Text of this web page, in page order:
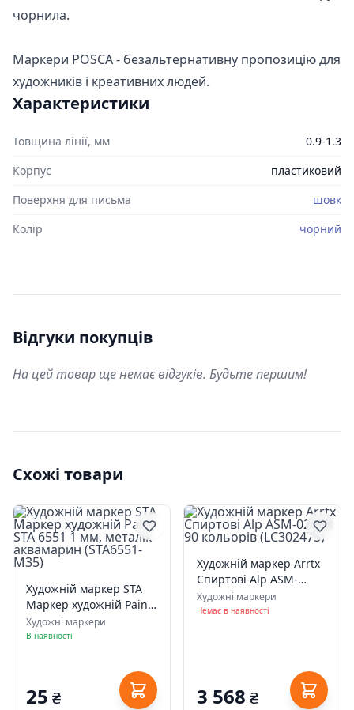
чорнила.
Маркери POSCA - безальтернативну пропозицію для
художників і креативних людей.
Характеристики
Товщина лінії, мм
0.9-1.3
Корпус
пластиковий
Поверхня для письма
шовк
Колір
чорний
Відгуки покупців
На цей товар ще немає відгуків. Будьте першим!
Схожі товари
Художній маркер STA
Маркер художній Paint
STA 6551 1 мм, металік
аквамарин (STA6551-
Художні маркери
В наявності
25 ₴
Художній маркер Arrtx
Спиртові Alp ASM-
0290B 90 кольорів
(LC302475)
Художні маркери
Немає в наявності
3 568 ₴